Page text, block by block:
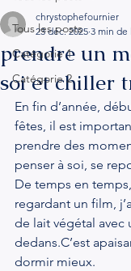
Tous les posts
Catégorie 1
Catégorie 2
prendre un
soi et chiller
chrystophefournier
23 déc. 2025 3 min de
En fin d’année,
fêtes, il est
prendre des
penser à soi, se
De temps en
regardant un film,
de lait végétal avec
dedans.C’est
dormir mieux.